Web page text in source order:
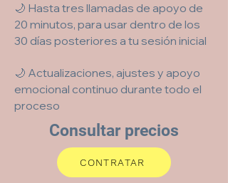
🌙 Hasta tres llamadas de apoyo de
20 minutos, para usar dentro de los
30 días posteriores a tu sesión inicial
🌙 Actualizaciones, ajustes y apoyo
emocional continuo durante todo el
proceso
Consultar precios
CONTRATAR